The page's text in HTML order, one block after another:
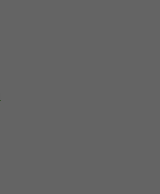
.